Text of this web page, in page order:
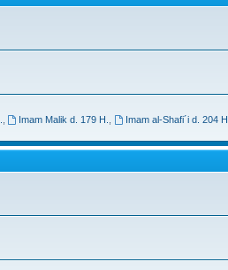
Imam Malik d. 179 H. Imam al-Shafi´i d. 204 H.